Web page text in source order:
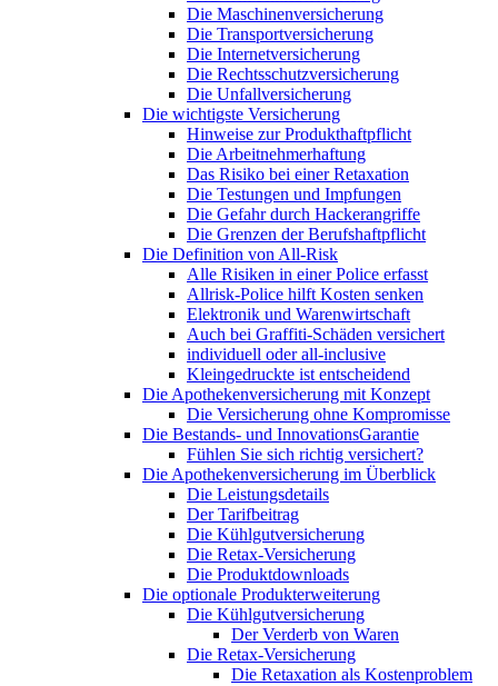
Die Maschinenversicherung
Die Transportversicherung
Die Internetversicherung
Die Rechtsschutzversicherung
Die Unfallversicherung
Die wichtigste Versicherung
Hinweise zur Produkthaftpflicht
Die Arbeitnehmerhaftung
Das Risiko bei einer Retaxation
Die Testungen und Impfungen
Die Gefahr durch Hackerangriffe
Die Grenzen der Berufshaftpflicht
Die Definition von All-Risk
Alle Risiken in einer Police erfasst
Allrisk-Police hilft Kosten senken
Elektronik und Warenwirtschaft
Auch bei Graffiti-Schäden versichert
individuell oder all-inclusive
Kleingedruckte ist entscheidend
Die Apothekenversicherung mit Konzept
Die Versicherung ohne Kompromisse
Die Bestands- und InnovationsGarantie
Fühlen Sie sich richtig versichert?
Die Apothekenversicherung im Überblick
Die Leistungsdetails
Der Tarifbeitrag
Die Kühlgutversicherung
Die Retax-Versicherung
Die Produktdownloads
Die optionale Produkterweiterung
Die Kühlgutversicherung
Der Verderb von Waren
Die Retax-Versicherung
Die Retaxation als Kostenproblem